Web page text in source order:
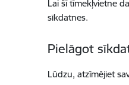
Lai šī tīmekļvietne
sīkdatnes.
Pielāgot
Lūdzu, atzīmējiet